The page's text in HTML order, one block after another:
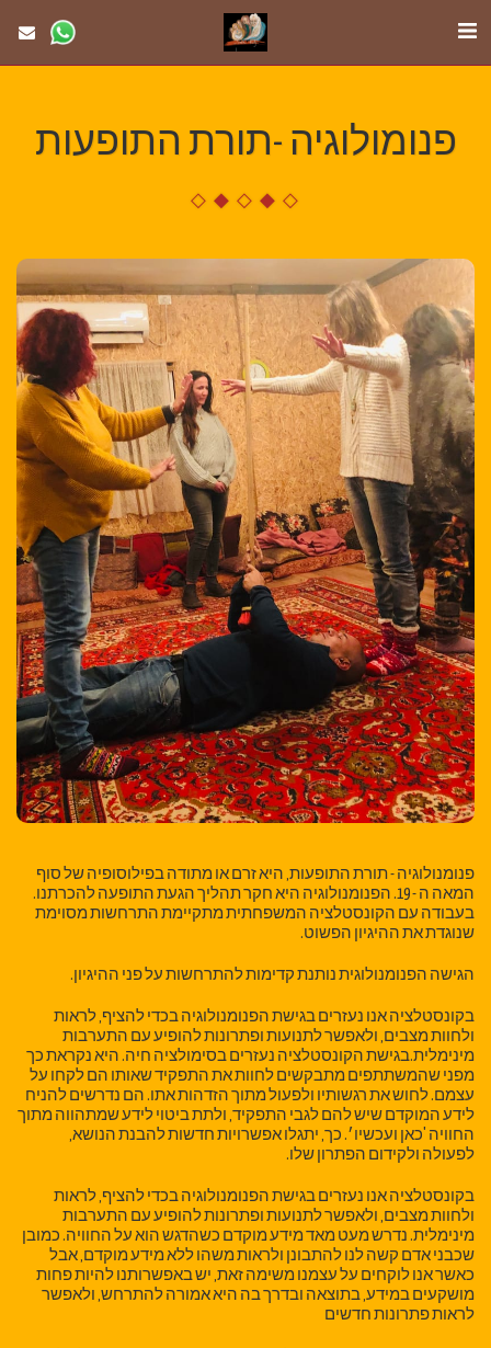
פנומולוגיה -תורת התופעות
פנומנולוגיה - תורת התופעות, היא זרם או מתודה בפילוסופיה של סוף
המאה ה - 19. הפנומנולוגיה היא חקר תהליך הגעת התופעה להכרתנו.
בעבודה עם הקונסטלציה המשפחתית מתקיימת התרחשות מסוימת
שנוגדת את ההיגיון הפשוט.
הגישה הפנומנולוגית נותנת קדימות להתרחשות על פני ההיגיון.
בקונסטלציה אנו נעזרים בגישת הפנומנולוגיה בכדי להציף, לראות
ולחוות מצבים, ולאפשר לתנועות ופתרונות להופיע עם התערבות
מינימלית.בגישת הקונסטלציה נעזרים בסימולציה חיה. היא נקראת כך
מפני שהמשתתפים מתבקשים לחוות את התפקיד שאותו הם לקחו על
עצמם. לחוש את רגשותיו ולפעול מתוך הזדהות אתו. הם נדרשים להניח
לידע המוקדם שיש להם לגבי התפקיד, ולתת ביטוי לידע שמתהווה מתוך
החוויה 'כאן ועכשיו׳. כך, יתגלו אפשרויות חדשות להבנת הנושא,
לפעולה ולקידום הפתרון שלו.
בקונסטלציה אנו נעזרים בגישת הפנומנולוגיה בכדי להציף, לראות
ולחוות מצבים, ולאפשר לתנועות ופתרונות להופיע עם התערבות
מינימלית. נדרש מעט מאד מידע מוקדם כשהדגש הוא על החוויה. כמובן
שכבני אדם קשה לנו להתבונן ולראות משהו ללא מידע מוקדם, אבל
כאשר אנו לוקחים על עצמנו משימה זאת, יש באפשרותנו להיות פחות
מושקעים במידע, בתוצאה ובדרך בה היא אמורה להתרחש, ולאפשר
לראות פתרונות חדשים